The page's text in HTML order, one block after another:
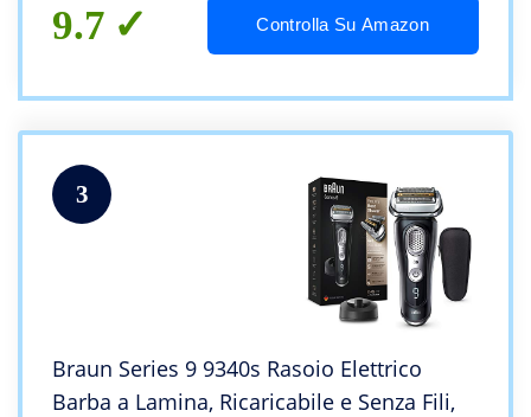
9.7 Controlla Su Amazon
3
Braun Series 9 9340s Rasoio Elettrico
Barba a Lamina, Ricaricabile e Senza Fili,